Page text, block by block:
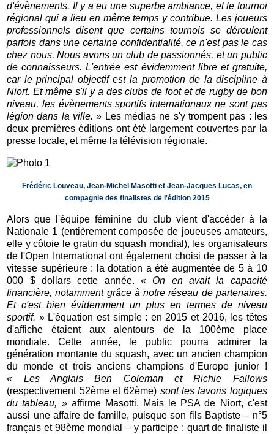
d'évènements. Il y a eu une superbe ambiance, et le tournoi
régional qui a lieu en même temps y contribue. Les joueurs
professionnels disent que certains tournois se déroulent
parfois dans une certaine confidentialité, ce n'est pas le cas
chez nous. Nous avons un club de passionnés, et un public
de connaisseurs. L'entrée est évidemment libre et gratuite,
car le principal objectif est la promotion de la discipline à
Niort. Et même s'il y a des clubs de foot et de rugby de bon
niveau, les évènements sportifs internationaux ne sont pas
légion dans la ville.» Les médias ne s'y trompent pas : les
deux premières éditions ont été largement couvertes par la
presse locale, et même la télévision régionale.
Frédéric Louveau, Jean-Michel Masotti et Jean-Jacques Lucas, en
compagnie des finalistes de l'édition 2015
Alors que l'équipe féminine du club vient d'accéder à la
Nationale 1 (entièrement composée de joueuses amateurs,
elle y côtoie le gratin du squash mondial), les organisateurs
de l'Open International ont également choisi de passer à la
vitesse supérieure : la dotation a été augmentée de 5 à 10
000 $ dollars cette année. « On en avait la capacité
financière, notamment grâce à notre réseau de partenaires.
Et c'est bien évidemment un plus en termes de niveau
sportif. » L'équation est simple : en 2015 et 2016, les têtes
d'affiche étaient aux alentours de la 100ème place
mondiale. Cette année, le public pourra admirer la
génération montante du squash, avec un ancien champion
du monde et trois anciens champions d'Europe junior !
« Les Anglais Ben Coleman et Richie Fallows
(respectivement 52ème et 62ème) sont les favoris logiques
du tableau, » affirme Masotti. Mais le PSA de Niort, c'est
aussi une affaire de famille, puisque son fils Baptiste – n°5
français et 98ème mondial – y participe : quart de finaliste il